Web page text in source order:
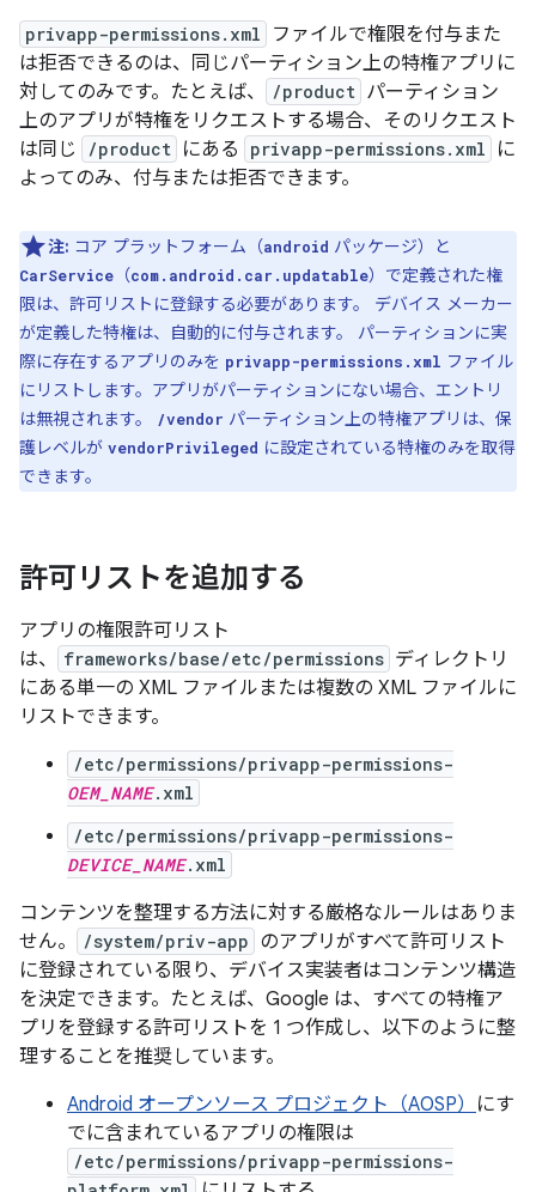
privapp-permissions.xml
ファイルで権限を付与また
は拒否できるのは、同じパーティション上の特権アプリに
対してのみです。たとえば、
/product パーティション
上のアプリが特権をリクエストする場合、そのリクエスト
は同じ
/product にある privapp-permissions.xml
に
よってのみ、付与または拒否できます。
注: コア プラットフォーム（android パッケージ）と
CarService （com.android.car.updatable）で定義された権
限は、許可リストに登録する必要があります。 デバイス メーカー
が定義した特権は、自動的に付与されます。 パーティションに実
際に存在するアプリのみを privapp-permissions.xml ファイル
にリストします。アプリがパーティションにない場合、エントリ
は無視されます。
/vendor パーティション上の特権アプリは、保
護レベルが vendorPrivileged に設定されている特権のみを取得
できます。
許可リストを追加する
アプリの権限許可リスト
は、
frameworks/base/etc/permissions ディレクトリ
にある単一の XML ファイルまたは複数の XML ファイルに
リストできます。
/etc/permissions/privapp-permissions-
OEM_NAME.xml
/etc/permissions/privapp-permissions-
DEVICE_NAME.xml
コンテンツを整理する方法に対する厳格なルールはありま
せん。
/system/priv-app のアプリがすべて許可リスト
に登録されている限り、デバイス実装者はコンテンツ構造
を決定できます。たとえば、Google は、すべての特権ア
プリを登録する許可リストを 1 つ作成し、以下のように整
理することを推奨しています。
Android オープンソース プロジェクト（AOSP） にす
でに含まれているアプリの権限は
/etc/permissions/privapp-permissions-